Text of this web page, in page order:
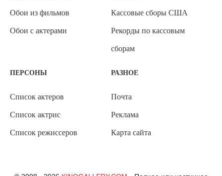
Обои из фильмов
Обои с актерами
Кассовые сборы США
Рекорды по кассовым
сборам
ПЕРСОНЫ
Список актеров
Список актрис
Список режиссеров
РАЗНОЕ
Почта
Реклама
Карта сайта